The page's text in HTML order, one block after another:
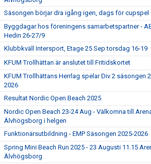
Säsongen börjar dra igång igen, dags för cupspel
Byggdagar hos föreningens samarbetspartner -
Hedin 26-27/9
Klubbkväll Intersport, Etage 25 Sep torsdag 16-19
KFUM Trollhättan är anslutet till Fritidskortet
KFUM Trollhättans Herrlag spelar Div 2 säsongen
2026
Resultat Nordic Open Beach 2025
Nordic Open Beach 23-24 Aug - Välkomna till
Älvhögsborg i helgen
Funktionärsutbildning - EMP Säsongen 2025-2026
Spring Mini Beach Run 2025 - 23 Augusti 11.15
Älvhögsborg